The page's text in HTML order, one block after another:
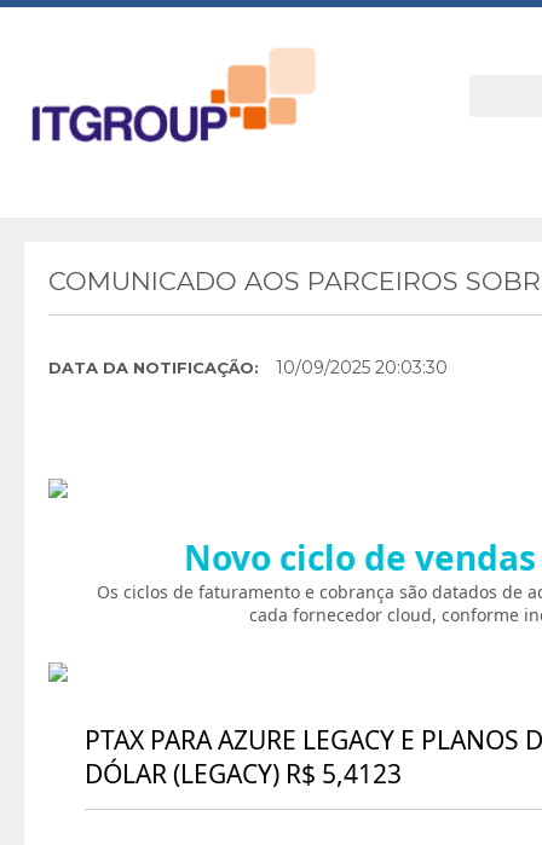
COMUNICADO AOS PARCEIROS
DATA DA NOTIFICAÇÃO: 10/09/2025 20:03:30
Novo ciclo de
Os ciclos de faturamento e cobrança são datados de
cada fornecedor cloud, conforme
PTAX PARA AZURE LEGACY E PLANOS
DÓLAR (LEGACY) R$ 5,4123